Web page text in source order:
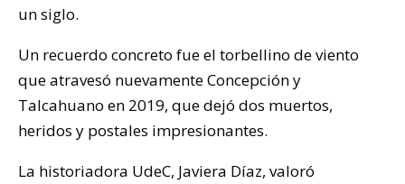
un siglo.
Un recuerdo concreto fue el torbellino de viento
que atravesó nuevamente Concepción y
Talcahuano en 2019, que dejó dos muertos,
heridos y postales impresionantes.
La historiadora UdeC, Javiera Díaz, valoró